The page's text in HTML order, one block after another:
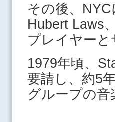
その後、
Hubert Laws
プレイヤー
1979年頃、
要請し、約5
グループの音